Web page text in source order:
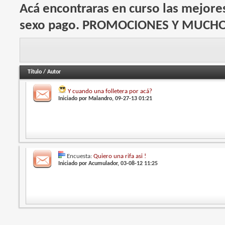
Acá encontraras en curso las
sexo pago. PROMOCIONES Y
Título /Autor
Y cuando una folletera por acá?
Iniciado por Malandro, 09-27-13 01:21
Encuesta:Quiero una rifa asi !
Iniciado porAcumulador, 03-08-12 11:25